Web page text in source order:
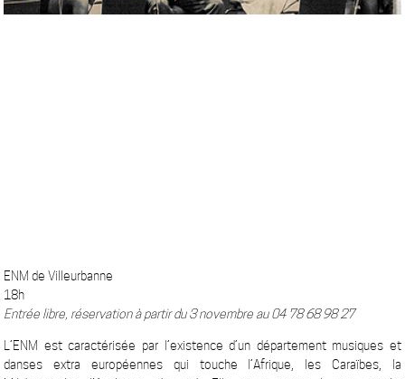
ENM de Villeurbanne
18h
Entrée libre, réservation à partir du 3 novembre au 04 78 68 98 27
L’ENM est caractérisée par l’existence d’un département musiques et
danses extra européennes qui touche l’Afrique, les Caraïbes, la